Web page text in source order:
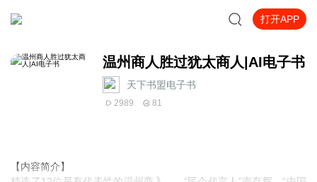
打开APP
温州商人胜过犹太商人|AI电子书
天下书盟电子书
2989 81
【内容简介】